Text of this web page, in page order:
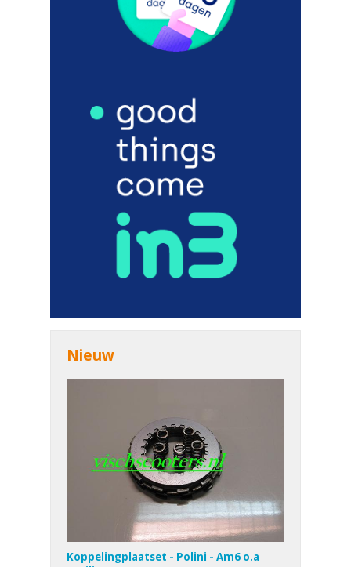
Nieuw
Koppelingplaatset - Polini - Am6 o.a